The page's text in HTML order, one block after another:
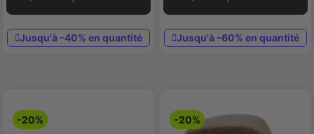
Jusqu'à -40% en quantité Jusqu'à -60% en quantité
-20% -20%